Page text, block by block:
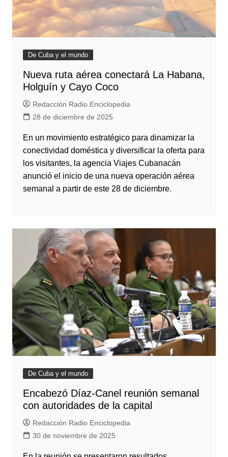
De Cuba y el mundo
Nueva ruta aérea conectará La Habana,
Holguín y Cayo Coco
Redacción Radio Enciclopedia
28 de diciembre de 2025
En un movimiento estratégico para dinamizar la
conectividad doméstica y diversificar la oferta para
los visitantes, la agencia Viajes Cubanacán
anunció el inicio de una nueva operación aérea
semanal a partir de este 28 de diciembre.
De Cuba y el mundo
Encabezó Díaz-Canel reunión semanal
con autoridades de la capital
Redacción Radio Enciclopedia
30 de noviembre de 2025